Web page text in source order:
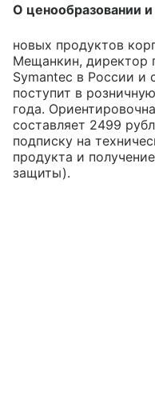
О ценообразовании и
новых продуктов
Мещанкин, директор
Symantec в России и
поступит в
года.
составляет 2499
подписку на
продукта и
защиты).